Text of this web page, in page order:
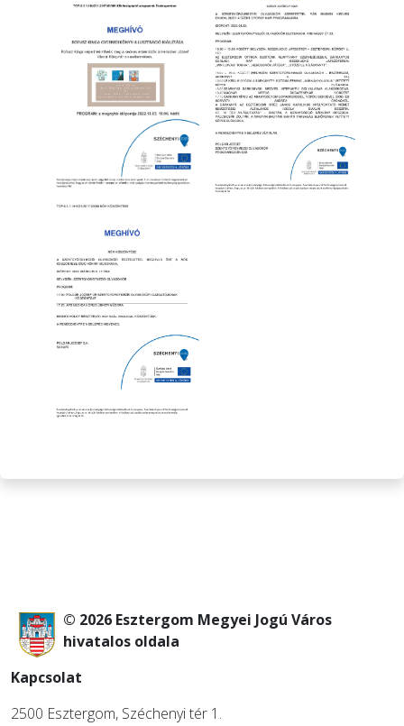
© 2026 Esztergom Megyei Jogú Város
hivatalos oldala
Kapcsolat
2500 Esztergom, Széchenyi tér 1.